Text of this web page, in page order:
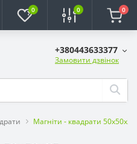
0 0 0
+380443633377
Замовити дзвінок
Магніти - квадрати 50х50х25